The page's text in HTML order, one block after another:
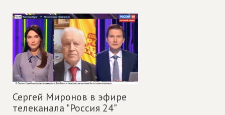
Сергей Миронов в эфире
телеканала "Россия 24"